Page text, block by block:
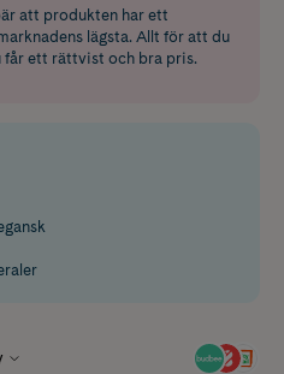
att produkten har ett
lägsta. Allt för att du
får ett rättvist och bra pris.